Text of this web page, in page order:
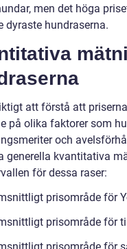
men det höga
dyraste hundraserna.
att förstå att
på olika faktorer som
och
generella kvantitativa
för dessa raser:
prisområde för
prisområde för